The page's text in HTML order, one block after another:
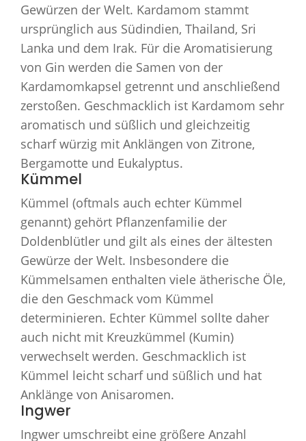
Gewürzen der Welt. Kardamom stammt
ursprünglich aus Südindien, Thailand, Sri
Lanka und dem Irak. Für die Aromatisierung
von Gin werden die Samen von der
Kardamomkapsel getrennt und anschließend
zerstoßen. Geschmacklich ist Kardamom sehr
aromatisch und süßlich und gleichzeitig
scharf würzig mit Anklängen von Zitrone,
Bergamotte und Eukalyptus.
Kümmel
Kümmel (oftmals auch echter Kümmel
genannt) gehört Pflanzenfamilie der
Doldenblütler und gilt als eines der ältesten
Gewürze der Welt. Insbesondere die
Kümmelsamen enthalten viele ätherische Öle,
die den Geschmack vom Kümmel
determinieren. Echter Kümmel sollte daher
auch nicht mit Kreuzkümmel (Kumin)
verwechselt werden. Geschmacklich ist
Kümmel leicht scharf und süßlich und hat
Anklänge von Anisaromen.
Ingwer
Ingwer umschreibt eine größere Anzahl